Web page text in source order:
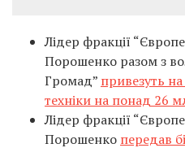
Лідер фракції
Порошенко разом з
Громад” привезуть
техніки на понад 26
Лідер фракції
Порошенко передав